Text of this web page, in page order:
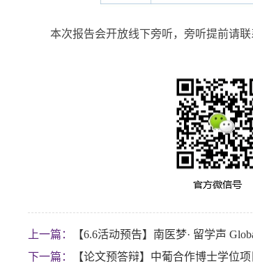
本次报告会开放线下旁听，旁听提前请联
上一篇：
【6.6活动预告】南医梦· 留学声
下一篇：
【论文预答辩】中葡合作博士学位项